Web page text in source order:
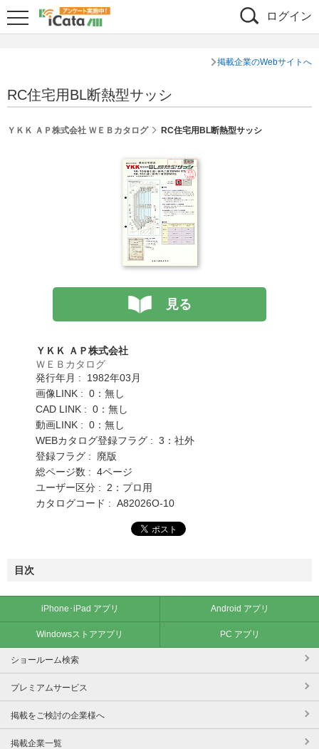
ログイン
掲載企業のWebサイトへ
RC住宅用BL断熱型サッシ
ＹＫＫ ＡＰ株式会社 ＷＥＢカタログ RC住宅用BL断熱型サッシ
見る
ＹＫＫ ＡＰ株式会社
ＷＥＢカタログ
発行年月 : 1982年03月
画像LINK : 0：無し
CAD LINK : 0：無し
動画LINK : 0：無し
WEBカタログ登録フラグ : 3：社外
登録フラグ : 廃版
総ページ数 : 4ページ
ユーザー区分 : 2：プロ用
カタログコード : A82026O-10
目次
iPhone･iPad アプリ Android アプリ
Windowsストアアプリ PC アプリ
ショールーム検索
プレミアムサービス
掲載をご検討の企業様へ
掲載企業一覧